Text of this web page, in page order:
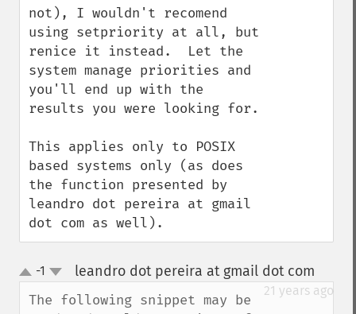
not), I wouldn't recomend
using setpriority at all, but
renice it instead.  Let the
system manage priorities and
you'll end up with the
results you were looking for.
This applies only to POSIX
based systems only (as does
the function presented by
leandro dot pereira at gmail
dot com as well).
up
down
-1 leandro dot pereira at gmail dot com
21 years ago
The following snippet may be